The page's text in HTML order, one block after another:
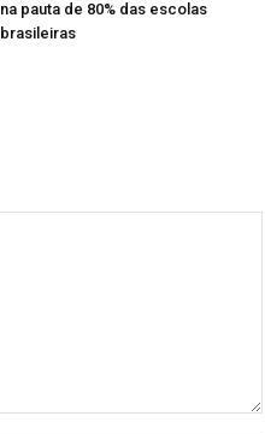
na pauta de 80% das escolas
brasileiras